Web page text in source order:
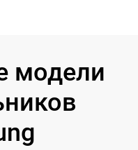
модели